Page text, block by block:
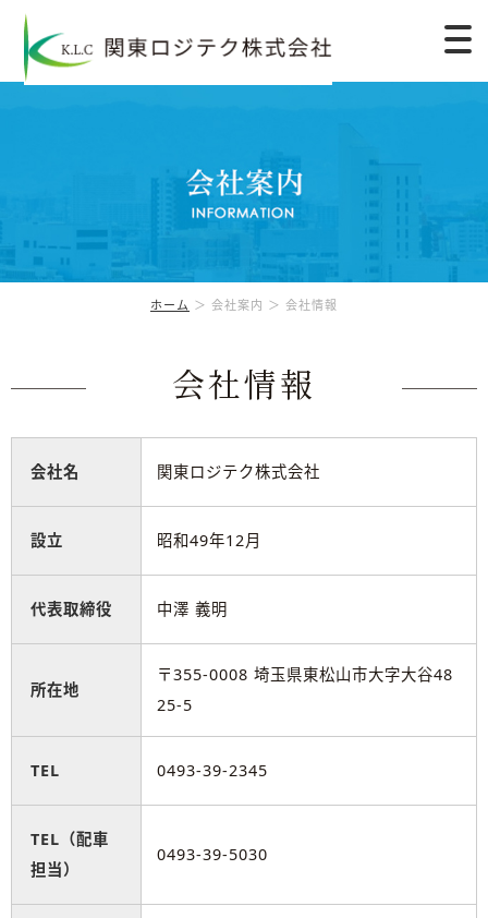
ホーム ＞ 会社案内 ＞ 会社情報
会社情報
会社名 関東ロジテク株式会社
設立 昭和49年12月
代表取締役 中澤 義明
所在地
〒355-0008 埼玉県東松山市大字大谷48
25-5
TEL 0493-39-2345
TEL（配車
担当）
0493-39-5030